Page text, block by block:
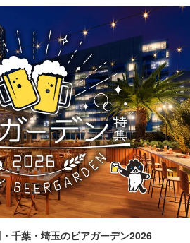
千葉・埼玉のビアガーデン2026